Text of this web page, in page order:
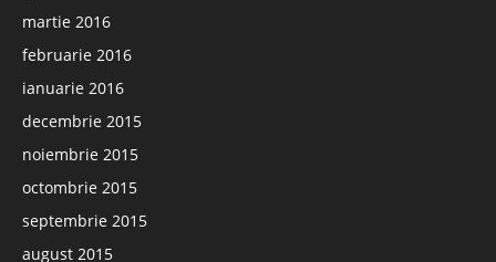
martie 2016
februarie 2016
ianuarie 2016
decembrie 2015
noiembrie 2015
octombrie 2015
septembrie 2015
august 2015